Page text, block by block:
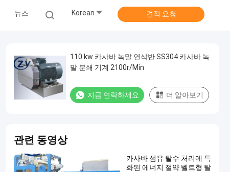
뉴스 Korean 견적 요청
110 kw 카사바 녹말 연삭반 SS304 카사바 녹
말 분쇄 기계 2100r/Min
지금 연락하세요 더 알아보기
관련 동영상
카사바 섬유 탈수 처리에 특
화된 에너지 절약 벨트형 탈